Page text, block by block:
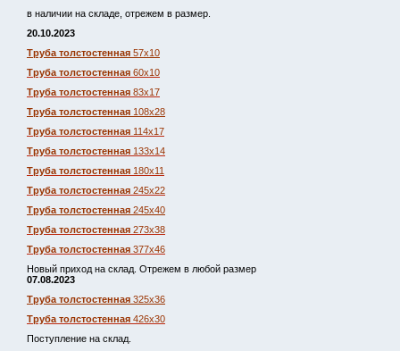
в наличии на складе, отрежем в размер.
20.10.2023
Труба толстостенная 57х10
Труба толстостенная 60х10
Труба толстостенная 83х17
Труба толстостенная 108х28
Труба толстостенная 114х17
Труба толстостенная 133х14
Труба толстостенная 180х11
Труба толстостенная 245х22
Труба толстостенная 245х40
Труба толстостенная 273х38
Труба толстостенная 377х46
Новый приход на склад. Отрежем в любой размер
07.08.2023
Труба толстостенная 325х36
Труба толстостенная 426х30
Поступление на склад.